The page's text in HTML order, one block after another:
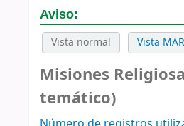
Aviso:
Vista normal Vista
Misiones
temático)